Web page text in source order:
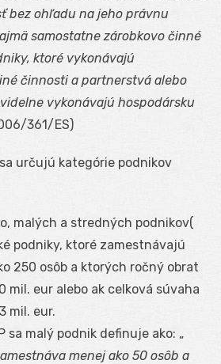
bez ohľadu na jeho právnu
samostatne zárobkovo činné
ktoré vykonávajú
činnosti a partnerstvá alebo
vykonávajú hospodársku
361/ES)
určujú kategórie podnikov
malých a stredných podnikov(
podniky, ktoré zamestnávajú
250 osôb a ktorých ročný obrat
mil. eur alebo ak celková súvaha
mil. eur.
sa malý podnik definuje ako: „
menej ako 50 osôb a